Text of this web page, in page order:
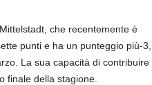
che recentemente è
punti e ha un punteggio più-3,
La sua capacità di contribuire
finale della stagione.